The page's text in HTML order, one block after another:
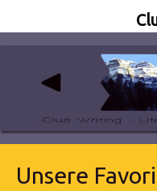
Clue Writing
Unsere